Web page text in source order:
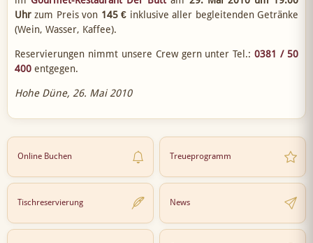
Uhr zum Preis von 145 € inklusive aller begleitenden Getränke
(Wein, Wasser, Kaffee).
Reservierungen nimmt unsere Crew gern unter Tel.:0381 / 50
400 entgegen.
Hohe Düne, 26. Mai 2010
Online Buchen Treueprogramm
Tischreservierung News